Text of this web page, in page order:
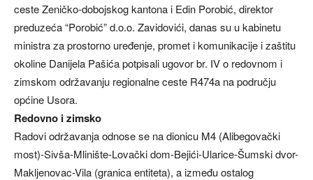
ceste Zeničko-dobojskog kantona i Edin Porobić, direktor
preduzeća “Porobić” d.o.o. Zavidovići, danas su u kabinetu
ministra za prostorno uređenje, promet i komunikacije i zaštitu
okoline Danijela Pašića potpisali ugovor br. IV o redovnom i
zimskom održavanju regionalne ceste R474a na području
općine Usora.
Redovno i zimsko
Radovi održavanja odnose se na dionicu M4 (Alibegovački
most)-Sivša-Mlinište-Lovački dom-Bejići-Ularice-Šumski dvor-
Makljenovac-Vila (granica entiteta), a između ostalog